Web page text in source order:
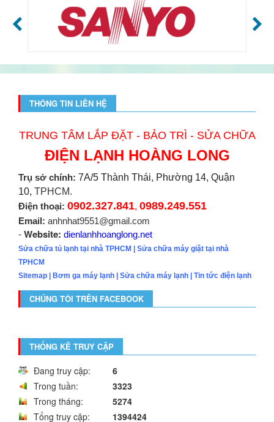
THÔNG TIN LIÊN HỆ
TRUNG TÂM LẮP ĐẶT - BẢO TRÌ - SỬA CHỮA
ĐIỆN LẠNH HOÀNG LONG
Trụ sở chính: 7A/5 Thành Thái, Phường 14, Quận
10, TPHCM.
Điện thoại: 0902.327.841, 0989.249.551
Email: anhnhat9551@gmail.com
- Website: dienlanhhoanglong.net
Sửa chữa tủ lạnh tại nhà TPHCM | Sửa chữa máy giặt tại nhà
TPHCM
Sitemap | Bơm ga máy lạnh | Sửa chữa máy lạnh | Tin tức điện lạnh
CHÚNG TÔI TRÊN FACEBOOK
THỐNG KÊ TRUY CẬP
Đang truy cập:
6
Trong tuần:
3323
Trong tháng:
5274
Tổng truy cập:
1394424